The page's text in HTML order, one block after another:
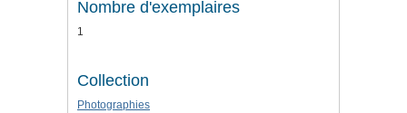
Nombre d'exemplaires
1
Collection
Photographies